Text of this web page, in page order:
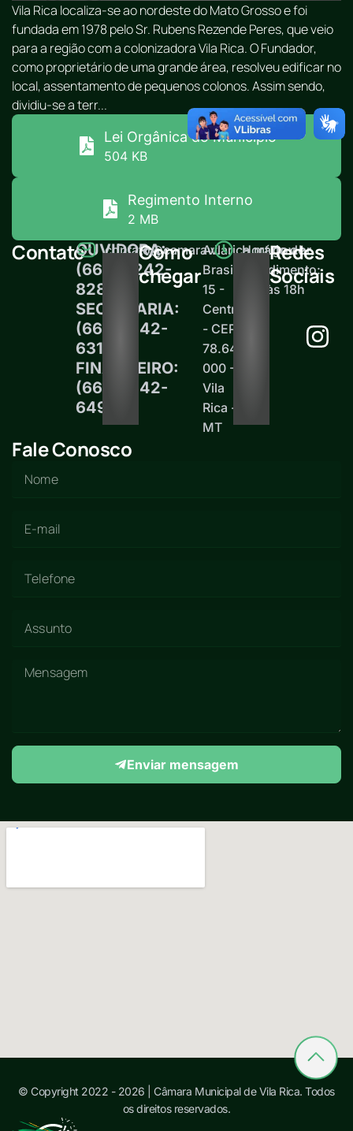
Vila Rica localiza-se ao nordeste do Mato Grosso e foi
fundada em 1978 pelo Sr. Rubens Rezende Peres, que veio
para a região com a colonizadora Vila Rica. O Fundador,
como proprietário de uma grande área, resolveu edificar no
local, assentamento de pequenos colonos. Assim sendo,
dividiu-se a terr...
Lei Orgânica do Município
504 KB
Regimento Interno
2 MB
ContatoOUVIDORA:
(66) 99242-
8289
SECRETARIA:
(66)99242-
6313
FINANCEIRO:
(66)99242-
6497
contato@camaravilarica.mt.gov.br
Como
chegar
Av.
Brasil,
15 -
Centro
- CEP
78.645-
000 -
Vila
Rica -
MT
Horário de
atendimento:
12h às 18h
Redes
Sociais
Fale Conosco
Enviar mensagem
© Copyright 2022 - 2026 | Câmara Municipal de Vila Rica. Todos
os direitos reservados.